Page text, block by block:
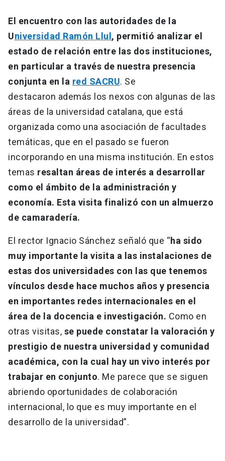
El encuentro con las autoridades de la
Universidad Ramón Llul , permitió analizar el
estado de relación entre las dos instituciones,
en particular a través de nuestra presencia
conjunta en la red SACRU. Se
destacaron además los nexos con algunas de las
áreas de la universidad catalana, que está
organizada como una asociación de facultades
temáticas, que en el pasado se fueron
incorporando en una misma institución. En estos
temas resaltan áreas de interés a desarrollar
como el ámbito de la administración y
economía. Esta visita finalizó con un almuerzo
de camaradería.
El rector Ignacio Sánchez señaló que “ha sido
muy importante la visita a las instalaciones de
estas dos universidades con las que tenemos
vínculos desde hace muchos años y presencia
en importantes redes internacionales en el
área de la docencia e investigación. Como en
otras visitas, se puede constatar la valoración y
prestigio de nuestra universidad y comunidad
académica, con la cual hay un vivo interés por
trabajar en conjunto. Me parece que se siguen
abriendo oportunidades de colaboración
internacional, lo que es muy importante en el
desarrollo de la universidad”.